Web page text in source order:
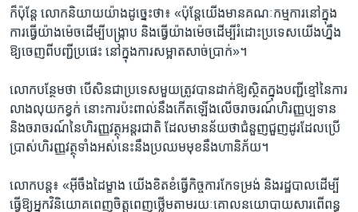
ក៏​ប៉ុន្តែ​ លោក​និយាយ​យ៉ាង​ដូច្នេះ​ថា៖​ «ប៉ុន្តែ​យើង​មាន​គណៈ​កម្មការ​នៅ​ក្នុង​
ការ​ធ្វើ​យ៉ាង​ម៉េច​ដើម្បី​បង្ក្រាប​ និង​ធ្វើ​យ៉ាង​ម៉េច​ដើម្បី​រំដោះ​ប្រទេស​យើង​ហ្នឹង​
ឱ្យ​ចេញ​ពី​បញ្ជីប្រផេះ​ នៅ​ក្នុង​ការ​សម្អាត​សាច់​ប្រាក់»។​
លោក​បន្ថែម​ថា​ បើ​សិនជា​ប្រទេស​មួយ​ត្រូវ​បាន​ដាក់​ឱ្យស្ថិត​ក្នុង​បញ្ជី​ខ្មៅ​នៃ​ការ​
លាងលុយ​កខ្វក់​ នោះ​ការ​ប៉ះពាល់​នឹង​កើត​ឡើង​លើចរាចរណ៍​ហិរញ្ញ​ប្បទាន
និង​ចរាចរណ៍​នៃ​ហិរញ្ញវត្ថុ​អន្តរជាតិ​ ដែល​មានន័យ​ថា​ជំនួញ​ជួញ​ដូរ​ដែល​ប្រើ​
ប្រាស់​ហិរញ្ញ​វត្ថុ​ទាំង​អស់​នេះ​នឹង​ប្រឈមមុខ​នឹងហានិភ័យ។​
លោក​បន្ត៖ ​«អ៊ីចឹង​ដៃ​ម្ខាង​ យើង​ខិតខំ​ធ្វើកិច្ច​ការ​កែទម្រង់ ​និង​រដ្ឋបាល​ដើម្បី​
ធ្វើ​ឱ្យ​អ្នក​វិនិយោគ​ពេញ​ចិត្ត​ពេញថ្លើម​តាម​រយៈ​គោល​នយោបាយ​សារ​ពើ​ពន្ធ​